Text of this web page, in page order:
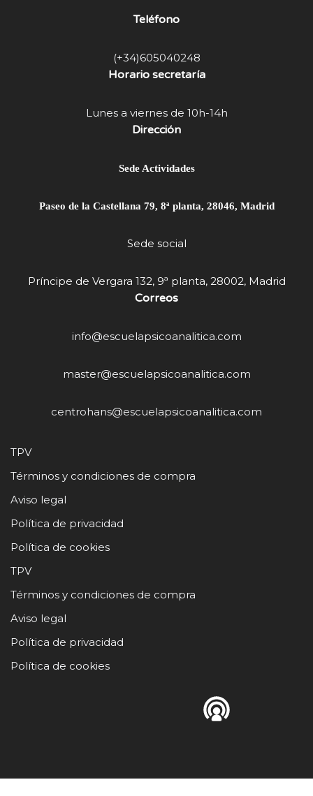
Teléfono
(+34)605040248
Horario secretaría
Lunes a viernes de 10h-14h
Dirección
Sede Actividades
Paseo de la Castellana 79, 8ª planta, 28046, Madrid
Sede social
Príncipe de Vergara 132, 9ª planta, 28002, Madrid
Correos
info@escuelapsicoanalitica.com
master@escuelapsicoanalitica.com
centrohans@escuelapsicoanalitica.com
TPV
Términos y condiciones de compra
Aviso legal
Política de privacidad
Política de cookies
TPV
Términos y condiciones de compra
Aviso legal
Política de privacidad
Política de cookies